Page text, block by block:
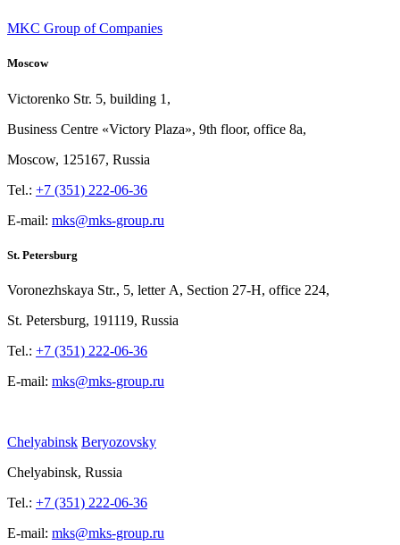
MKC Group of Companies
Moscow
Victorenko Str. 5, building 1,
Business Centre «Victory Plaza», 9th floor, office 8a,
Moscow, 125167, Russia
Tel.: +7 (351) 222-06-36
E-mail: mks@mks-group.ru
St. Petersburg
Voronezhskaya Str., 5, letter A, Section 27-Н, office 224,
St. Petersburg, 191119, Russia
Tel.: +7 (351) 222-06-36
E-mail: mks@mks-group.ru
Chelyabinsk Beryozovsky
Chelyabinsk, Russia
Tel.: +7 (351) 222-06-36
E-mail: mks@mks-group.ru